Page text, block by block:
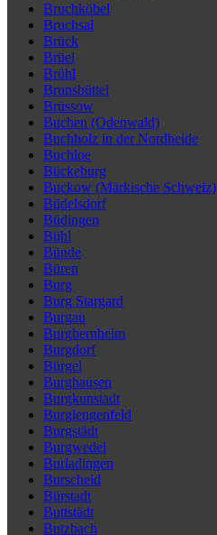
Bruchköbel
Bruchsal
Brück
Brüel
Brühl
Brunsbüttel
Brüssow
Buchen (Odenwald)
Buchholz in der Nordheide
Buchloe
Bückeburg
Buckow (Märkische Schweiz)
Büdelsdorf
Büdingen
Bühl
Bünde
Büren
Burg
Burg Stargard
Burgau
Burgbernheim
Burgdorf
Bürgel
Burghausen
Burgkunstadt
Burglengenfeld
Burgstädt
Burgwedel
Burladingen
Burscheid
Bürstadt
Buttstädt
Butzbach